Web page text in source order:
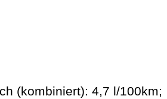
(kombiniert): 4,7 l/100km;